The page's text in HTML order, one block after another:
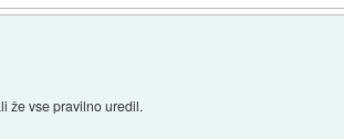
že vse pravilno uredil.